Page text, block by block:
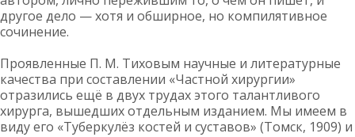
другое дело — хотя и обширное, но компилятивное
сочинение.
Проявленные П. М. Тиховым научные и литературные
качества при составлении «Частной хирургии»
отразились ещё в двух трудах этого талантливого
хирурга, вышедших отдельным изданием. Мы имеем в
виду его «Туберкулёз костей и суставов» (Томск, 1909) и